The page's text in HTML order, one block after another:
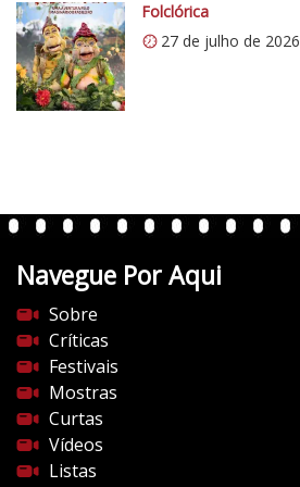
o
m
/
v
e
n
e
d
o
c
i
n
e
Folclórica
27 de julho de 2026
Navegue Por Aqui
Sobre
Críticas
Festivais
Mostras
Curtas
Vídeos
Listas